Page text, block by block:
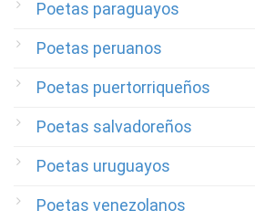
Poetas paraguayos
Poetas peruanos
Poetas puertorriqueños
Poetas salvadoreños
Poetas uruguayos
Poetas venezolanos